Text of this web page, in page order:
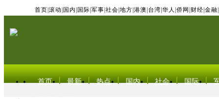
首页 滚动 国内 国际 军事 社会 地方 港澳 台湾 华人 侨网 财经 金融
首页 最新 热点 国内 社会 国际